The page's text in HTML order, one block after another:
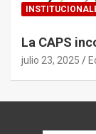
La CAPS
julio 23, 2025